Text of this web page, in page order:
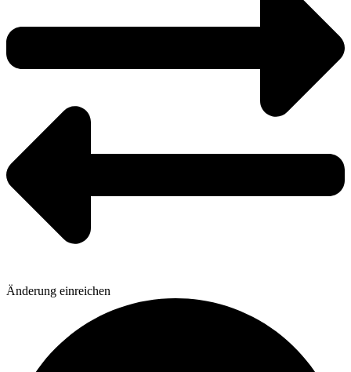
Änderung einreichen